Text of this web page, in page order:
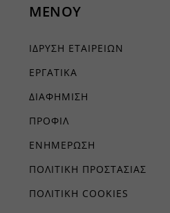
ΜΕΝΟΥ
ΙΔΡΥΣΗ ΕΤΑΙΡΕΙΩΝ
ΕΡΓΑΤΙΚΑ
ΔΙΑΦΗΜΙΣΗ
ΠΡΟΦΙΛ
ΕΝΗΜΕΡΩΣΗ
ΠΟΛΙΤΙΚΗ ΠΡΟΣΤΑΣΙΑΣ
ΠΟΛΙΤΙΚΗ COOKIES